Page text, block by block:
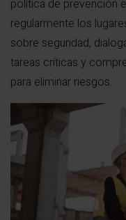
política de prevención
regularmente los
sobre seguridad,
tareas críticas y
para eliminar riesgos.